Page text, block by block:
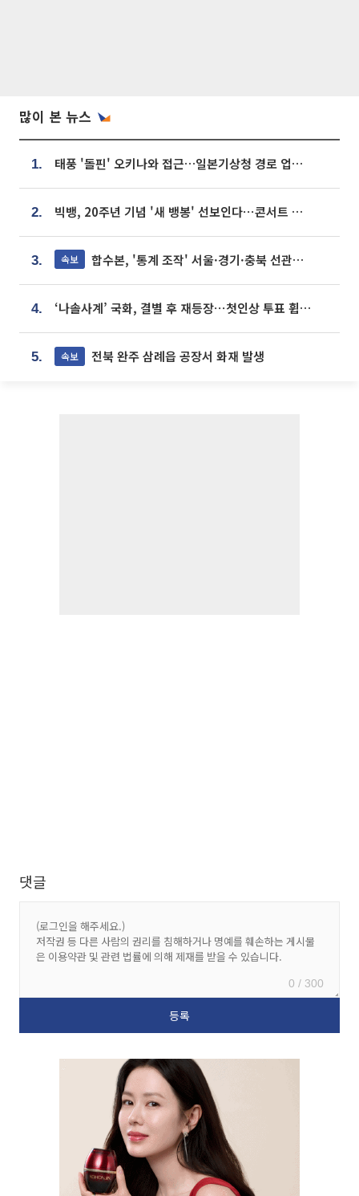
많이 본 뉴스
1. 태풍 '돌핀' 오키나와 접근…일본기상청 경로 업데이트
2. 빅뱅, 20주년 기념 '새 뱅봉' 선보인다⋯콘서트 앞두고 팝업 개최
3. 속보 합수본, '통계 조작' 서울·경기·충북 선관위 등 추가 압수수색
4. ‘나솔사계’ 국화, 결별 후 재등장⋯첫인상 투표 휩쓸고 ‘인기녀’ 등극
5. 속보 전북 완주 삼례읍 공장서 화재 발생
댓글
0 / 300